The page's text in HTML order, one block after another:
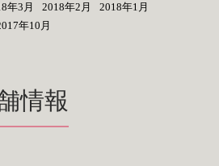
年3月 2018年2月
2018年1月
年10月
情報